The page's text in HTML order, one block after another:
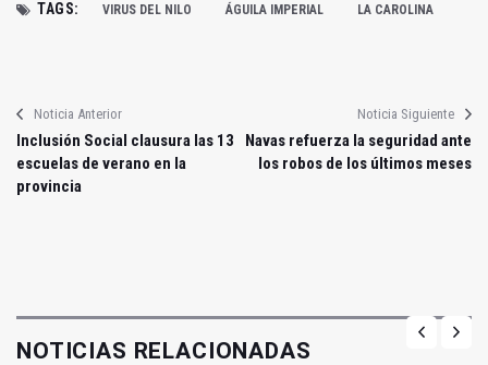
TAGS: VIRUS DEL NILO ÁGUILA IMPERIAL LA CAROLINA
Noticia Anterior
Inclusión Social clausura las 13
escuelas de verano en la
provincia
Noticia Siguiente
Navas refuerza la seguridad ante
los robos de los últimos meses
NOTICIAS RELACIONADAS